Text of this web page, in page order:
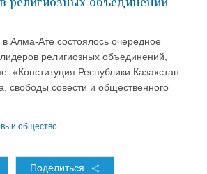
Алма-Ате состоялось очередное
религиозных объединений,
«Конституция Республики Казахстан
свободы совести и общественного
и общество
Поделиться